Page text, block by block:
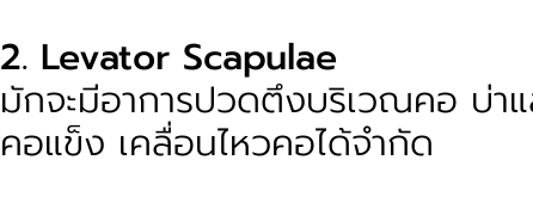
2. Levator Scapulae
มักจะมีอาการปวดตึงบริเวณคอ บ่า
คอแข็ง เคลื่อนไหวคอได้จำกัด